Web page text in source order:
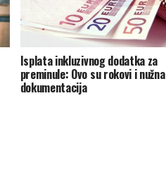
Isplata inkluzivnog dodatka za
preminule: Ovo su rokovi i nužna
dokumentacija